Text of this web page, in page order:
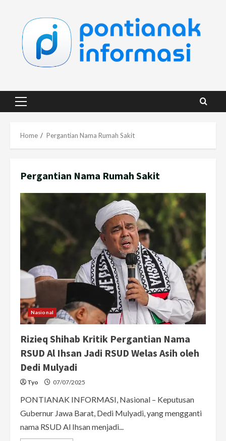
content
Primary
Home Pergantian Nama Rumah Sakit
Pergantian Nama Rumah Sakit
Nasional
Rizieq Shihab Kritik Pergantian Nama
RSUD Al Ihsan Jadi RSUD Welas Asih oleh
Dedi Mulyadi
Tyo 07/07/2025
PONTIANAK INFORMASI, Nasional – Keputusan
Gubernur Jawa Barat, Dedi Mulyadi, yang mengganti
nama RSUD Al Ihsan menjadi...